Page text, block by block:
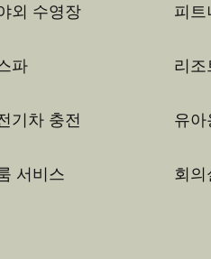
외 수영장 피트
파 리조
기차 충전 유아
서비스 회의